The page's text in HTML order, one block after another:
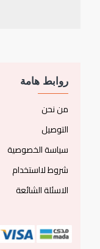
روابط هامة
من نحن
التوصيل
سياسة الخصوصية
شروط لااستخدام
الاسئلة الشائعة